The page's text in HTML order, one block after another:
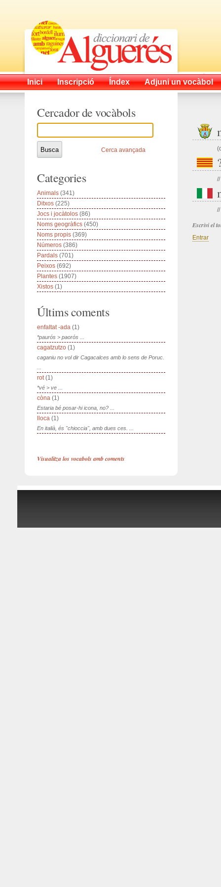
Inici Inscripció Índex Adjuni un vocàbol
//
//
Escrivi el
Entrar
Cercador de vocàbols
Cerca avançada
Categories
Animals (341)
Ditxos (225)
Jocs i jocàtolos (86)
Noms geogràfics (450)
Noms propis (369)
Números (386)
Pardals (701)
Peixos (692)
Plantes (1907)
Xistos (1)
Últims coments
enfaltat -ada (1)
*paurós > paorós ...
cagatzutzo (1)
caganiu no vol dir Cagacalces amb lo sens de Poruc.
rot(1)
*vé > ve ...
còna (1)
Estaria bé posar-hi icona, no? ...
lloca (1)
En italià, és "chioccia", amb dues ces. ...
Visualitza los vocabols amb coments